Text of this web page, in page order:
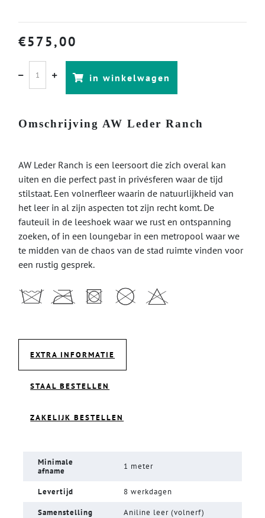
€575,00
in winkelwagen
Omschrijving AW Leder Ranch
AW Leder Ranch is een leersoort die zich overal kan
uiten en die perfect past in privésferen waar de tijd
stilstaat. Een volnerfleer waarin de natuurlijkheid van
het leer in al zijn aspecten tot zijn recht komt. De
fauteuil in de leeshoek waar we rust en ontspanning
zoeken, of in een loungebar in een metropool waar we
te midden van de chaos van de stad ruimte vinden voor
een rustig gesprek.
EXTRA INFORMATIE
STAAL BESTELLEN
ZAKELIJK BESTELLEN
Minimale
afname
1 meter
Levertijd 8 werkdagen
Samenstelling Aniline leer (volnerf)